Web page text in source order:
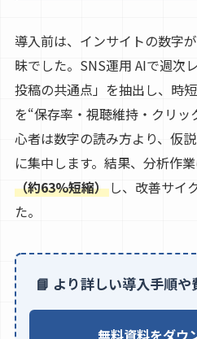
導入前は、インサイトの数字
昧でした。SNS運用 AIで週次
投稿の共通点」を抽出し、時
を“保存率・視聴維持・クリ
心者は数字の読み方より、仮
に集中します。結果、分析作
（約63%短縮）し、改善サイ
た。
📘 より詳しい導入手順